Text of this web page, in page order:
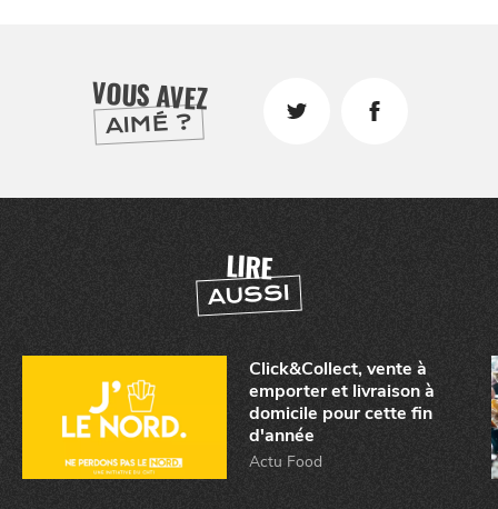
VOUS AVEZ
AIMÉ ?
LIRE
AUSSI
Click&Collect, vente à
emporter et livraison à
domicile pour cette fin
d'année
Actu Food
BONS PLANS ET ADRESSES
À